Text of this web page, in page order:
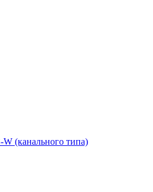
(канального типа)